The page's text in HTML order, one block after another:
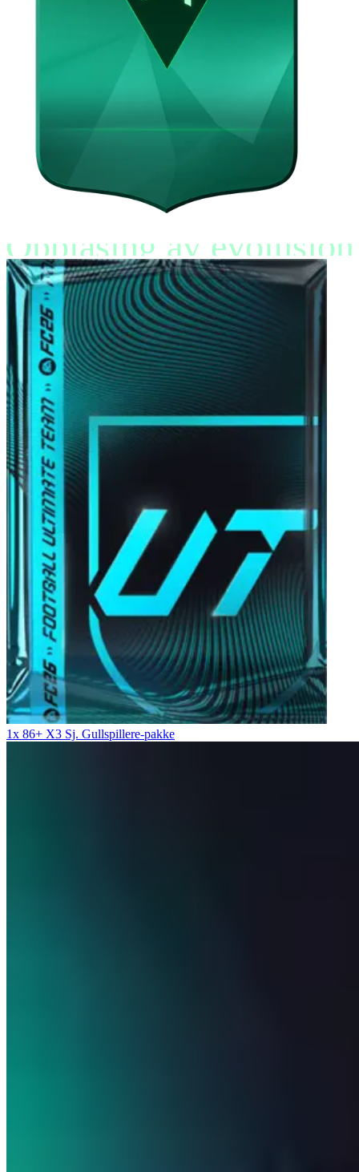
Opplåsing av evolusjon
1x 86+ X3 Sj. Gullspillere-pakke